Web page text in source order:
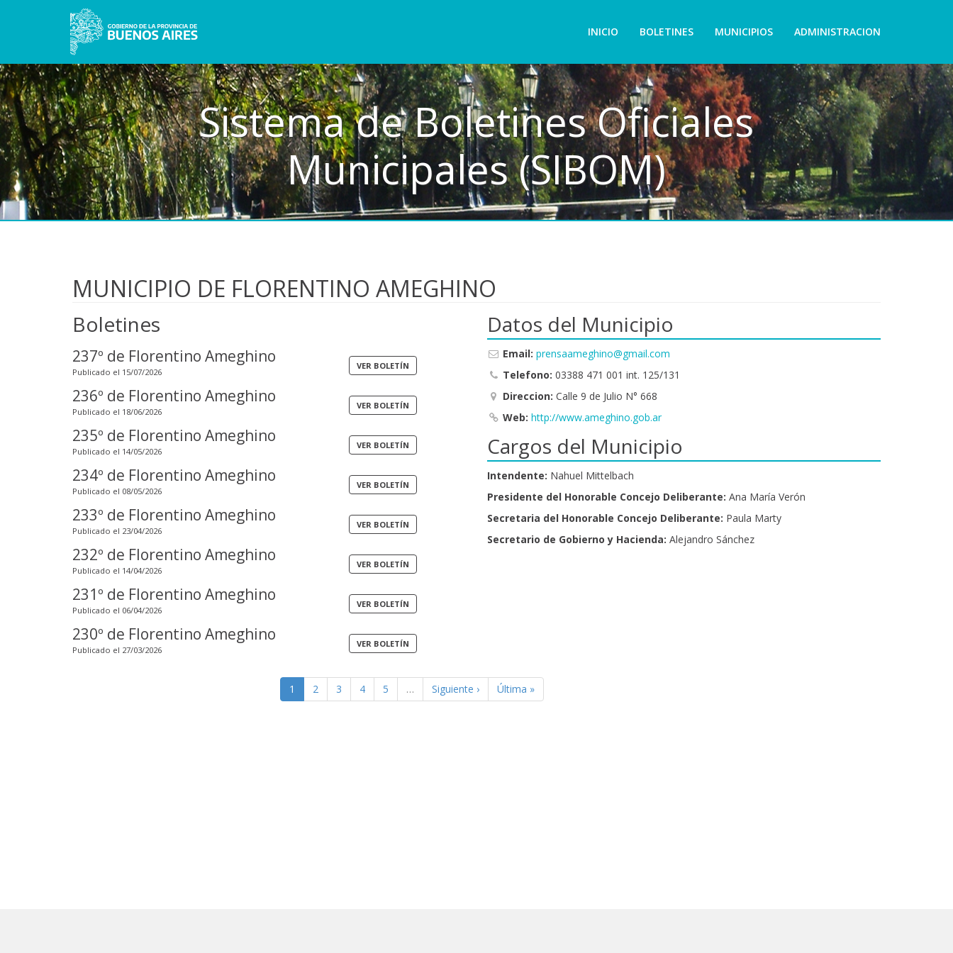
INICIO BOLETINES MUNICIPIOS ADMINISTRACION
Sistema de Boletines Oficiales
Municipales (SIBOM)
MUNICIPIO DE FLORENTINO AMEGHINO
Boletines
237º de Florentino Ameghino
Publicado el 15/07/2026
236º de Florentino Ameghino
Publicado el 18/06/2026
235º de Florentino Ameghino
Publicado el 14/05/2026
234º de Florentino Ameghino
Publicado el 08/05/2026
233º de Florentino Ameghino
Publicado el 23/04/2026
232º de Florentino Ameghino
Publicado el 14/04/2026
231º de Florentino Ameghino
Publicado el 06/04/2026
230º de Florentino Ameghino
Publicado el 27/03/2026
Datos del Municipio
Email: prensaameghino@gmail.com
Telefono: 03388 471 001 int. 125/131
Direccion: Calle 9 de Julio N° 668
Web: http://www.ameghino.gob.ar
Cargos del Municipio
Intendente: Nahuel Mittelbach
Presidente del Honorable Concejo Deliberante: Ana María Verón
Secretaria del Honorable Concejo Deliberante: Paula Marty
Secretario de Gobierno y Hacienda: Alejandro Sánchez
1 2 3 4 5 … Siguiente › Última »